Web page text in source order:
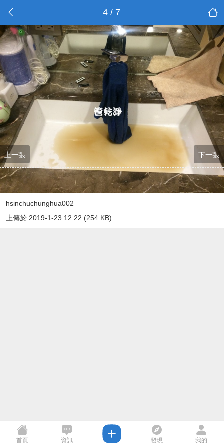
4 / 7
上一張 下一張
hsinchuchunghua002
上傳於 2019-1-23 12:22 (254 KB)
首頁 資訊 發現 我的